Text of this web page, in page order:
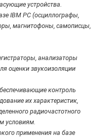
устройства.
IBM PC (осциллографы,
магнитофоны, самописцы,
анализаторы
оценки звукоизоляции
контроль
их характеристик,
радиочастотного
условиям.
применения на базе